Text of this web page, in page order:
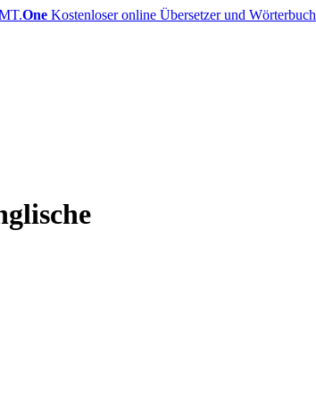
One Kostenloser online Übersetzer und Wörterbuch